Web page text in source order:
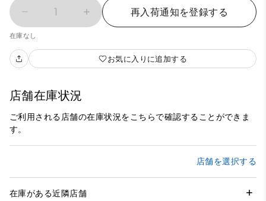
1 再入荷通知を登録する
在庫なし
お気に入りに追加する
店舗在庫状況
ご利用される店舗の在庫状況をこちらで確認することができま
す。
店舗を選択する
在庫がある近隣店舗